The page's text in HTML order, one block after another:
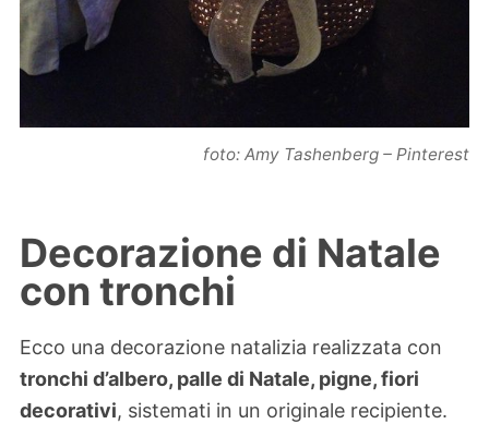
foto: Amy Tashenberg – Pinterest
Decorazione di Natale
con tronchi
Ecco una decorazione natalizia realizzata con
tronchi d’albero, palle di Natale, pigne, fiori
decorativi, sistemati in un originale recipiente.